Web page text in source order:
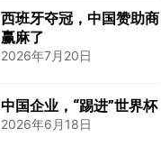
西班牙夺冠，中国赞助商
赢麻了
2026年7月20日
中国企业，“踢进”世界杯
2026年6月18日